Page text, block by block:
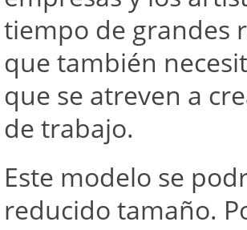
tiempo de grandes
que también
que se atreven a
de trabajo.
Este modelo se
reducido tamaño.